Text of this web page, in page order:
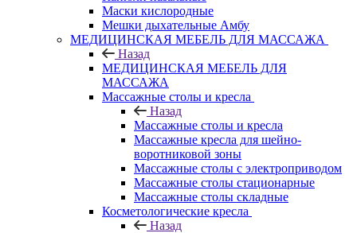
Маски кислородные
Мешки дыхательные Амбу
МЕДИЦИНСКАЯ МЕБЕЛЬ ДЛЯ МАССАЖА
Назад
МЕДИЦИНСКАЯ МЕБЕЛЬ ДЛЯ
МАССАЖА
Массажные столы и кресла
Назад
Массажные столы и кресла
Массажные кресла для шейно-
воротниковой зоны
Массажные столы с электроприводом
Массажные столы стационарные
Массажные столы складные
Косметологические кресла
Назад